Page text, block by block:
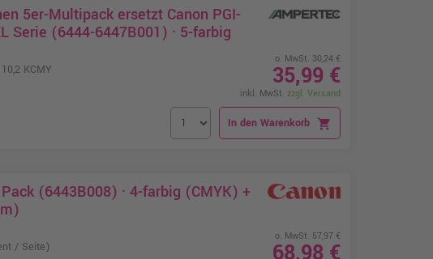
5er-Multipack ersetzt Canon PGI-
Serie (6444-6447B001) · 5-farbig
KCMY
o. MwSt. 30,24 €
35,99 €
inkl. MwSt. zzgl. Versand
In den Warenkorb shopping_cart
(6443B008) · 4-farbig (CMYK) +
/ Seite)
o. MwSt. 57,97 €